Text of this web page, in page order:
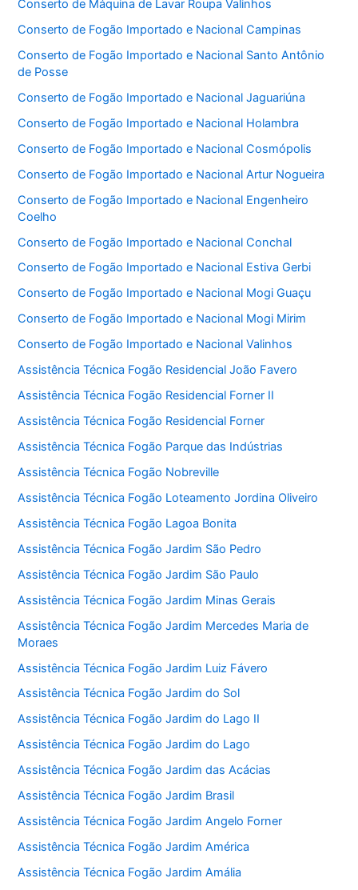
Conserto de Máquina de Lavar Roupa Valinhos
Conserto de Fogão Importado e Nacional Campinas
Conserto de Fogão Importado e Nacional Santo Antônio
de Posse
Conserto de Fogão Importado e Nacional Jaguariúna
Conserto de Fogão Importado e Nacional Holambra
Conserto de Fogão Importado e Nacional Cosmópolis
Conserto de Fogão Importado e Nacional Artur Nogueira
Conserto de Fogão Importado e Nacional Engenheiro
Coelho
Conserto de Fogão Importado e Nacional Conchal
Conserto de Fogão Importado e Nacional Estiva Gerbi
Conserto de Fogão Importado e Nacional Mogi Guaçu
Conserto de Fogão Importado e Nacional Mogi Mirim
Conserto de Fogão Importado e Nacional Valinhos
Assistência Técnica Fogão Residencial João Favero
Assistência Técnica Fogão Residencial Forner II
Assistência Técnica Fogão Residencial Forner
Assistência Técnica Fogão Parque das Indústrias
Assistência Técnica Fogão Nobreville
Assistência Técnica Fogão Loteamento Jordina Oliveiro
Assistência Técnica Fogão Lagoa Bonita
Assistência Técnica Fogão Jardim São Pedro
Assistência Técnica Fogão Jardim São Paulo
Assistência Técnica Fogão Jardim Minas Gerais
Assistência Técnica Fogão Jardim Mercedes Maria de
Moraes
Assistência Técnica Fogão Jardim Luiz Fávero
Assistência Técnica Fogão Jardim do Sol
Assistência Técnica Fogão Jardim do Lago II
Assistência Técnica Fogão Jardim do Lago
Assistência Técnica Fogão Jardim das Acácias
Assistência Técnica Fogão Jardim Brasil
Assistência Técnica Fogão Jardim Angelo Forner
Assistência Técnica Fogão Jardim América
Assistência Técnica Fogão Jardim Amália